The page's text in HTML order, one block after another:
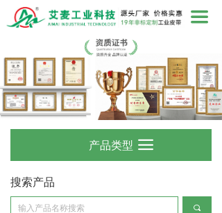
끀
产品类型 끀
搜索产品
끠